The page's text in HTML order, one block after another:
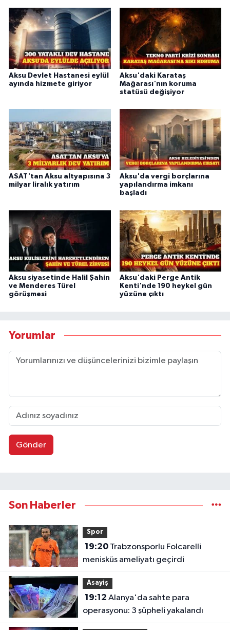
Aksu Devlet Hastanesi eylül
ayında hizmete giriyor
Aksu'daki Karataş
Mağarası'nın koruma
statüsü değişiyor
ASAT'tan Aksu altyapısına 3
milyar liralık yatırım
Aksu'da vergi borçlarına
yapılandırma imkanı
başladı
Aksu siyasetinde Halil Şahin
ve Menderes Türel
görüşmesi
Aksu'daki Perge Antik
Kenti'nde 190 heykel gün
yüzüne çıktı
Yorumlar
Gönder
Son Haberler
Spor
19:20Trabzonsporlu Folcarelli
menisküs ameliyatı geçirdi
Asayiş
19:12
operasyonu: 3 şüpheli yakalandı